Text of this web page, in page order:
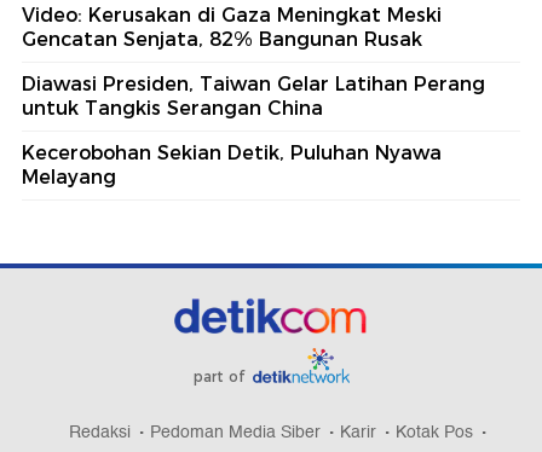
Video: Kerusakan di Gaza Meningkat Meski
Gencatan Senjata, 82% Bangunan Rusak
Diawasi Presiden, Taiwan Gelar Latihan Perang
untuk Tangkis Serangan China
Kecerobohan Sekian Detik, Puluhan Nyawa
Melayang
part of
Redaksi Pedoman Media Siber Karir
Kotak Pos